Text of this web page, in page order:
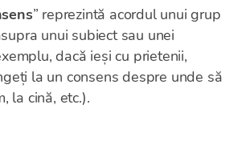
” reprezintă acordul unui grup
unui subiect sau unei
dacă ieși cu prietenii,
la un consens despre unde să
la cină, etc.).